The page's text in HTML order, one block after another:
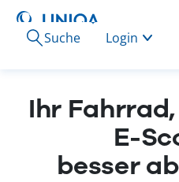
Suche Login
Ihr
E-
besser